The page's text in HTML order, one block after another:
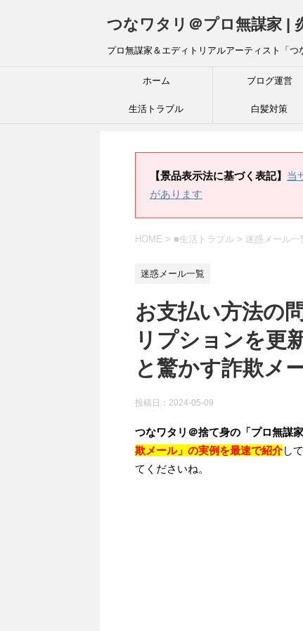
つなワタリ＠プロ無謀家 |
プロ無謀家＆エディトリアルアーティスト「
ホーム ブログ運営
生活トラブル 白髪対策
【景品表示法に基づく表記】 当
があります
HOME > ■生活トラブル > 迷惑メール一
迷惑メール一覧
お支払い方法の
リプションを更
と驚かす詐欺メ
投稿日： 2024-05-09
つなワタリ＠捨て身の「プロ無謀
欺メール」の実例を最速で紹介し
てくださいね。